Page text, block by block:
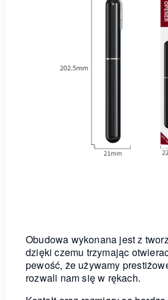
Obudowa wykonana jest z
dzięki czemu trzymając
pewość, że używamy
rozwali nam się w rękach.